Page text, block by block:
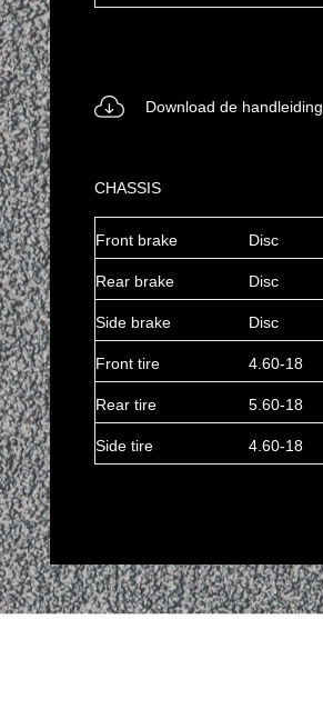
Download de handleiding
CHASSIS
Front brake Disc
Rear brake Disc
Side brake Disc
Front tire 4.60-18
Rear tire 5.60-18
Side tire 4.60-18